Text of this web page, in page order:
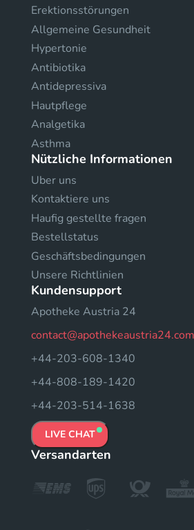
Erektionsstörungen
Allgemeine Gesundheit
Hypertonie
Antibiotika
Antidepressiva
Hautpflege
Analgetika
Asthma
Nützliche Informationen
Uber uns
Kontaktiere uns
Haufig gestellte fragen
Bestellstatus
Geschäftsbedingungen
Unsere Richtlinien
Kundensupport
Apotheke Austria 24
contact@apothekeaustria24.com
+44-203-608-1340
+44-808-189-1420
+44-203-514-1638
LIVE CHAT
Versandarten